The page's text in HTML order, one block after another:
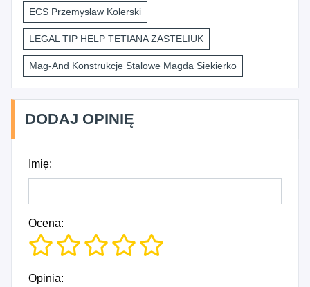
ECS Przemysław Kolerski
LEGAL TIP HELP TETIANA ZASTELIUK
Mag-And Konstrukcje Stalowe Magda Siekierko
DODAJ OPINIĘ
Imię:
Ocena:
Opinia: